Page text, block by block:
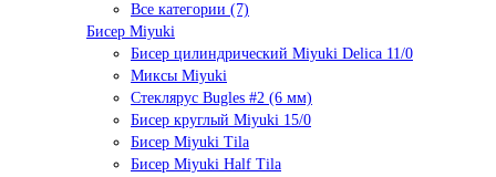
Все категории (7)
Бисер Miyuki
Бисер цилиндрический Miyuki Delica 11/0
Миксы Miyuki
Стеклярус Bugles #2 (6 мм)
Бисер круглый Miyuki 15/0
Бисер Miyuki Tila
Бисер Miyuki Half Tila